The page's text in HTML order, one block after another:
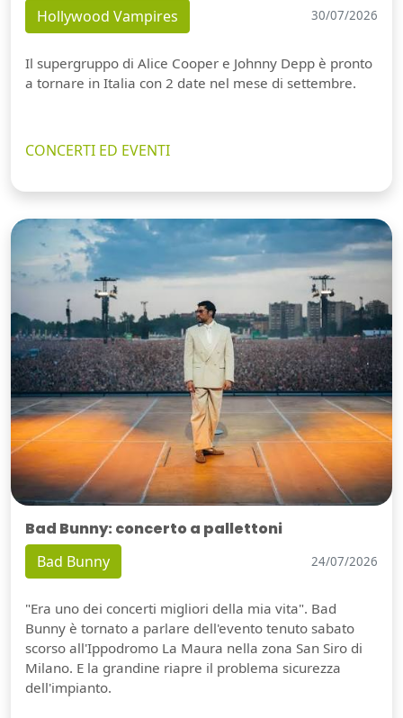
Hollywood Vampires 30/07/2026
Il supergruppo di Alice Cooper e Johnny Depp è pronto
a tornare in Italia con 2 date nel mese di settembre.
CONCERTI ED EVENTI
Bad Bunny: concerto a pallettoni
Bad Bunny 24/07/2026
"Era uno dei concerti migliori della mia vita". Bad
Bunny è tornato a parlare dell'evento tenuto sabato
scorso all'Ippodromo La Maura nella zona San Siro di
Milano. E la grandine riapre il problema sicurezza
dell'impianto.